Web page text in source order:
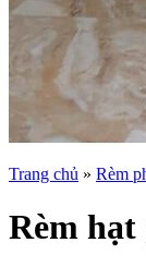
Trang chủ » Rèm
Rèm hạt